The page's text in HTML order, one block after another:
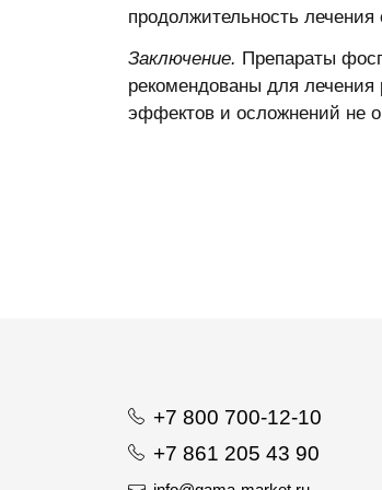
продолжительность
Заключение. Препараты
рекомендованы для лечения
эффектов и осложнений не
+7 800 700-12-10
+7 861 205 43 90